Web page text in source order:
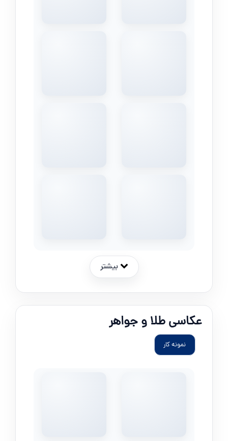
بیشتر
عکاسی طلا و جواهر
نمونه کار